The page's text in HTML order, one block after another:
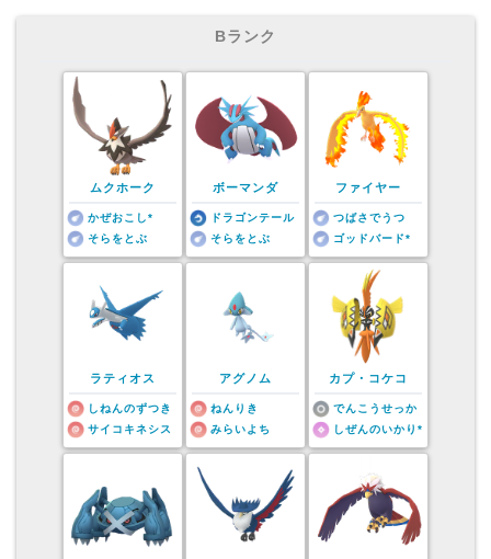
Bランク
ムクホーク
かぜおこし*
そらをとぶ
ボーマンダ
ドラゴンテール
そらをとぶ
ファイヤー
つばさでうつ
ゴッドバード*
ラティオス
しねんのずつき
サイコキネシス
アグノム
ねんりき
みらいよち
カプ・コケコ
でんこうせっか
しぜんのいかり*